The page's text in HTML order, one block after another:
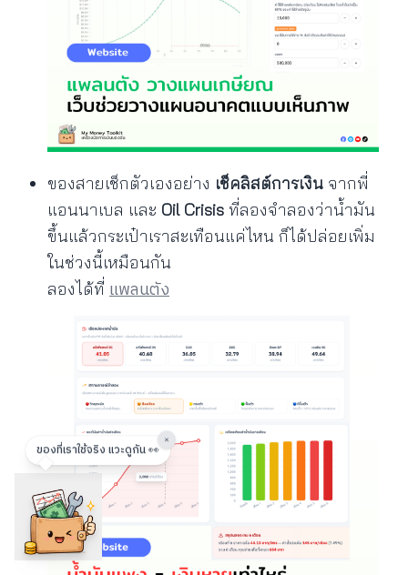
ของที่เราใช้จริง แวะดูกัน 👀
×
ของสายเช็กตัวเองอย่าง เช็คลิสต์การเงิน จากพี่
แอนนาเบล และ Oil Crisis ที่ลองจำลองว่าน้ำมัน
ขึ้นแล้วกระเป๋าเราสะเทือนแค่ไหน ก็ได้ปล่อยเพิ่ม
ในช่วงนี้เหมือนกัน
ลองได้ที่ แพลนตัง